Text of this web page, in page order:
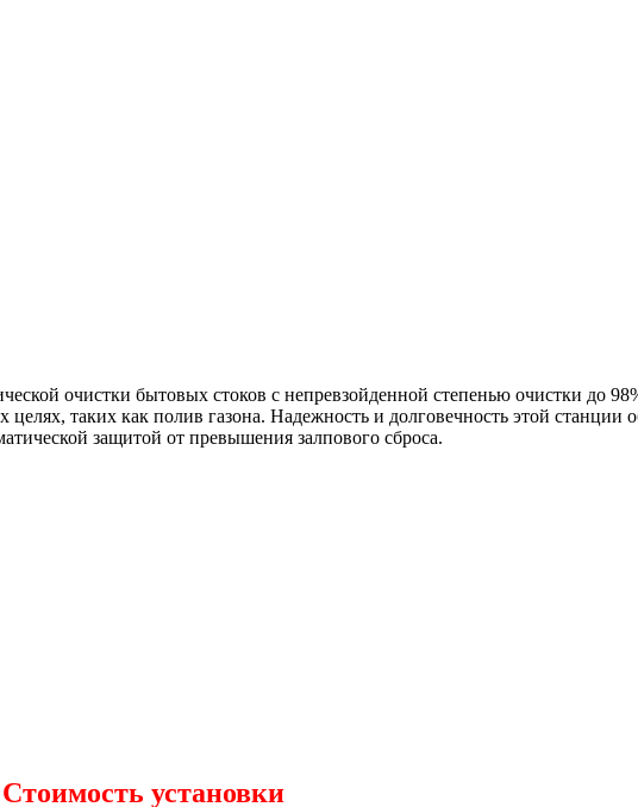
очистки бытовых стоков с непревзойденной степенью очистки до
таких как полив газона. Надежность и долговечность этой станции
защитой от превышения залпового сброса.
Стоимость установки